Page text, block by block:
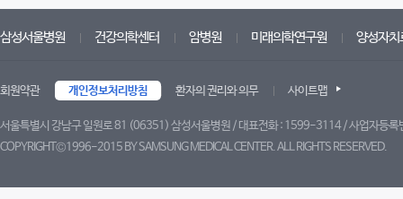
삼성서울병원 건강의학센터 암병원 미래의학연구원 양성자치
회원약관 개인정보처리방침 환자의 권리와 의무 사이트맵
서울특별시 강남구 일원로 81 (06351) 삼성서울병원 / 대표전화 : 1599-3114 / 사업자등
COPYRIGHT©1996-2015 BY SAMSUNG MEDICAL CENTER. ALL RIGHTS RESERVED.